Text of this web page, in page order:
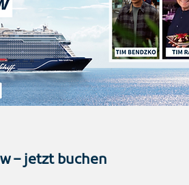
– jetzt buchen